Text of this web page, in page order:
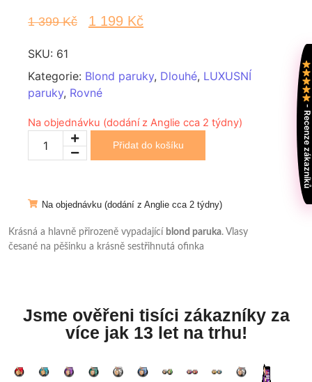
1 399Kč 1 199 Kč
SKU: 61
Kategorie: Blond paruky, Dlouhé, LUXUSNÍ
paruky, Rovné
Na objednávku (dodání z Anglie cca 2 týdny)
Přidat do košíku
Na objednávku (dodání z Anglie cca 2 týdny)
Krásná a hlavně přirozeně vypadající blond paruka. Vlasy
česané na pěšinku a krásně sestřihnutá ofinka
Jsme ověřeni tisíci zákazníky za
více jak 13 let na trhu!
- Recenze zákazníků